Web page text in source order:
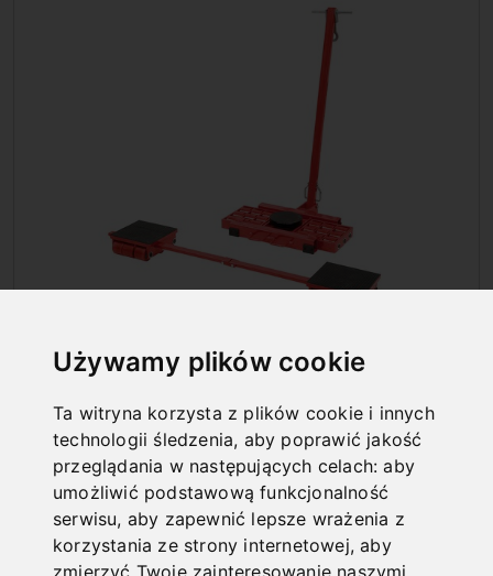
Używamy plików cookie
Ta witryna korzysta z plików cookie i innych
technologii śledzenia, aby poprawić jakość
przeglądania w następujących celach:aby
umożliwić podstawową funkcjonalność
serwisu, aby zapewnić lepsze wrażenia z
korzystania ze strony internetowej,aby
zmierzyć Twoje zainteresowanie naszymi
TRANSPORTOWYCH DO DUŻYCH
CIĘŻARÓW